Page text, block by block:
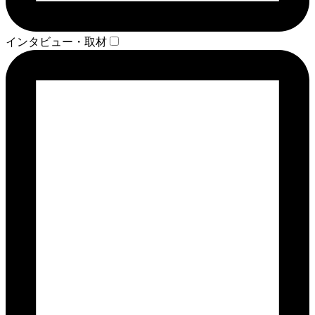
インタビュー・取材